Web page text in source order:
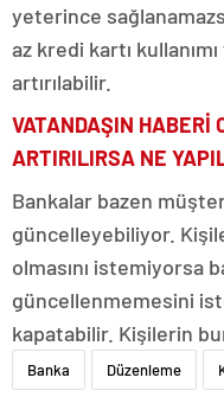
yeterince
az kredi kartı
artırılabilir.
VATANDAŞIN HABERİ
ARTIRILIRSA NE
Bankalar bazen
güncelleyebiliyor.
olmasını istemiyorsa
güncellenmemesini
kapatabilir. Kişilerin
Banka Düzenleme